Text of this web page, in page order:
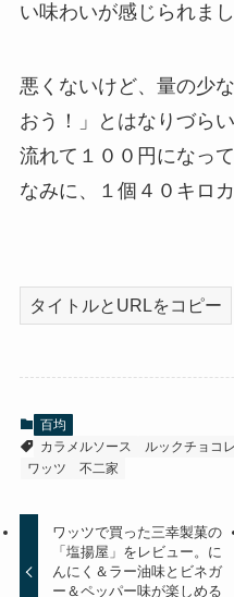
い味わいが感じられまし
悪くないけど、量の少
おう！」とはなりづら
流れて１００円になっ
なみに、１個４０キロ
タイトルとURLをコピー
百均
カラメルソース
ルックチョコ
ワッツ
不二家
ワッツで買った三幸製菓の
「塩揚屋」をレビュー。に
んにく＆ラー油味とビネガ
ー＆ペッパー味が楽しめる